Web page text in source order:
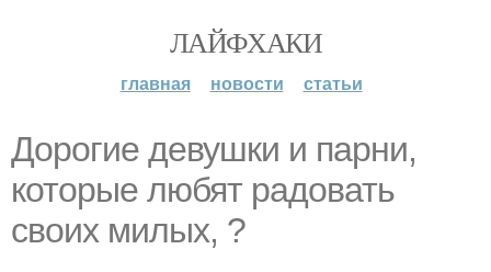
ЛАЙФХАКИ
главная новости статьи
Дорогие девушки и парни,
которые любят радовать
своих милых, ?